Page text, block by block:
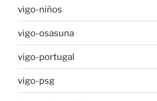
vigo-niños
vigo-osasuna
vigo-portugal
vigo-psg